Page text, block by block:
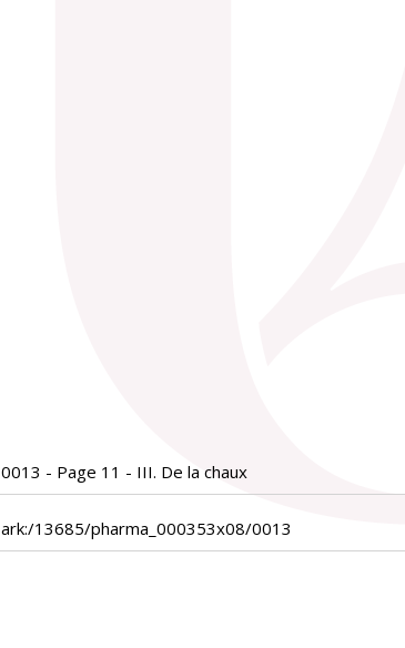
0013 - Page 11 - III. De la chaux
ark:/13685/pharma_000353x08/0013